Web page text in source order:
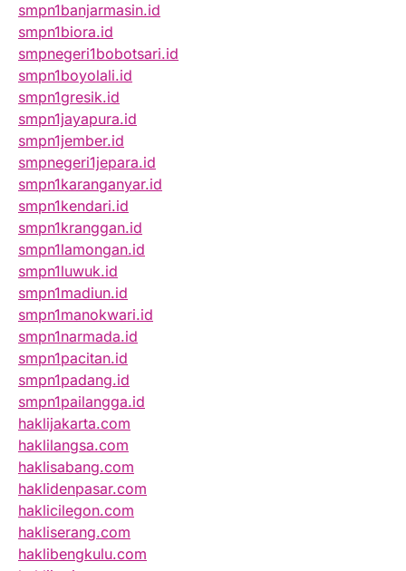
smpn1banjarmasin.id
smpn1biora.id
smpnegeri1bobotsari.id
smpn1boyolali.id
smpn1gresik.id
smpn1jayapura.id
smpn1jember.id
smpnegeri1jepara.id
smpn1karanganyar.id
smpn1kendari.id
smpn1kranggan.id
smpn1lamongan.id
smpn1luwuk.id
smpn1madiun.id
smpn1manokwari.id
smpn1narmada.id
smpn1pacitan.id
smpn1padang.id
smpn1pailangga.id
haklijakarta.com
haklilangsa.com
haklisabang.com
haklidenpasar.com
haklicilegon.com
hakliserang.com
haklibengkulu.com